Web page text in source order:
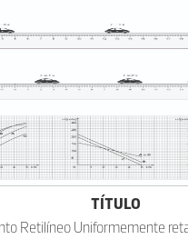
TÍTULO
Retilíneo Uniformemente